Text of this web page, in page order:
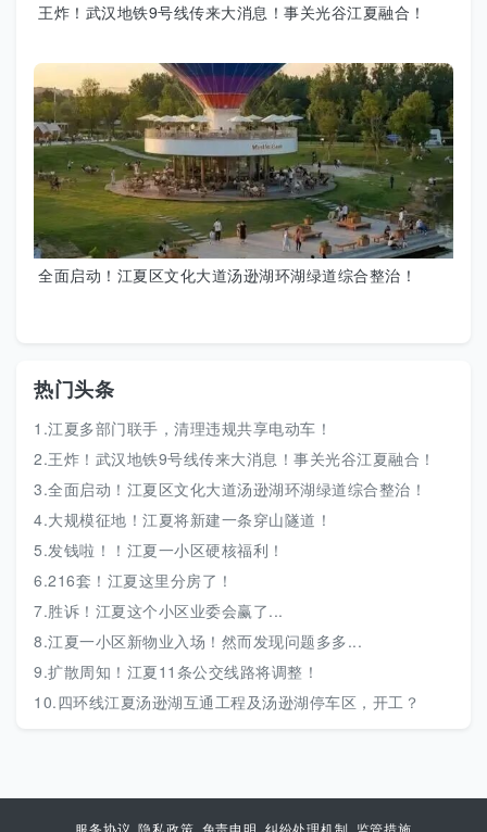
王炸！武汉地铁9号线传来大消息！事关光谷江夏融合！
全面启动！江夏区文化大道汤逊湖环湖绿道综合整治！
热门头条
1.江夏多部门联手，清理违规共享电动车！
2.王炸！武汉地铁9号线传来大消息！事关光谷江夏融合！
3.全面启动！江夏区文化大道汤逊湖环湖绿道综合整治！
4.大规模征地！江夏将新建一条穿山隧道！
5.发钱啦！！江夏一小区硬核福利！
6.216套！江夏这里分房了！
7.胜诉！江夏这个小区业委会赢了...
8.江夏一小区新物业入场！然而发现问题多多...
9.扩散周知！江夏11条公交线路将调整！
10.四环线江夏汤逊湖互通工程及汤逊湖停车区，开工？